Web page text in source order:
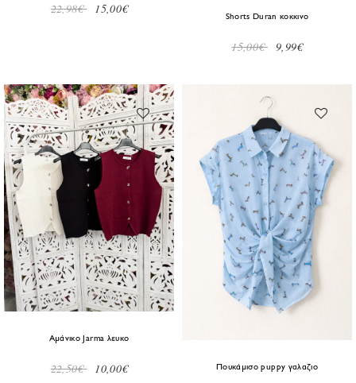
22,98€ 15,00€
Shorts Duran κοκκινο
15,00€ 9,99€
Αμάνικο Jarma λευκο
22,50€ 10,00€ Πουκάμισο puppy γαλαζιο